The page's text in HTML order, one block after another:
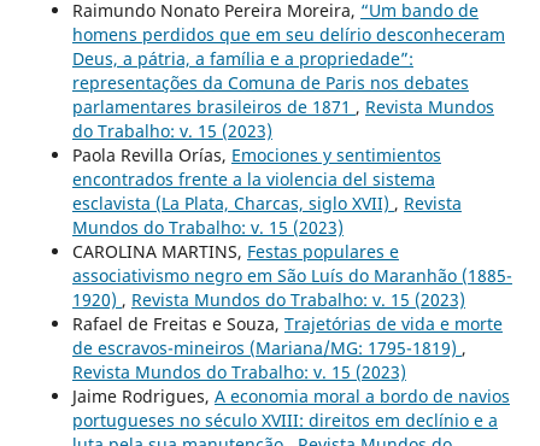
Raimundo Nonato Pereira Moreira, “Um bando de
homens perdidos que em seu delírio desconheceram
Deus, a pátria, a família e a propriedade”:
representações da Comuna de Paris nos debates
parlamentares brasileiros de 1871 , Revista Mundos
do Trabalho: v. 15 (2023)
Paola Revilla Orías, Emociones y sentimientos
encontrados frente a la violencia del sistema
esclavista (La Plata, Charcas, siglo XVII) , Revista
Mundos do Trabalho: v. 15 (2023)
CAROLINA MARTINS, Festas populares e
associativismo negro em São Luís do Maranhão (1885-
1920) , Revista Mundos do Trabalho: v. 15 (2023)
Rafael de Freitas e Souza, Trajetórias de vida e morte
de escravos-mineiros (Mariana/MG: 1795-1819) ,
Revista Mundos do Trabalho: v. 15 (2023)
Jaime Rodrigues, A economia moral a bordo de navios
portugueses no século XVIII: direitos em declínio e a